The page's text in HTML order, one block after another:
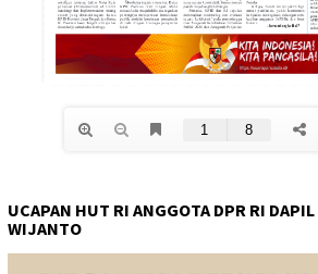
UCAPAN HUT RI ANGGOTA DPR RI
WIJANTO